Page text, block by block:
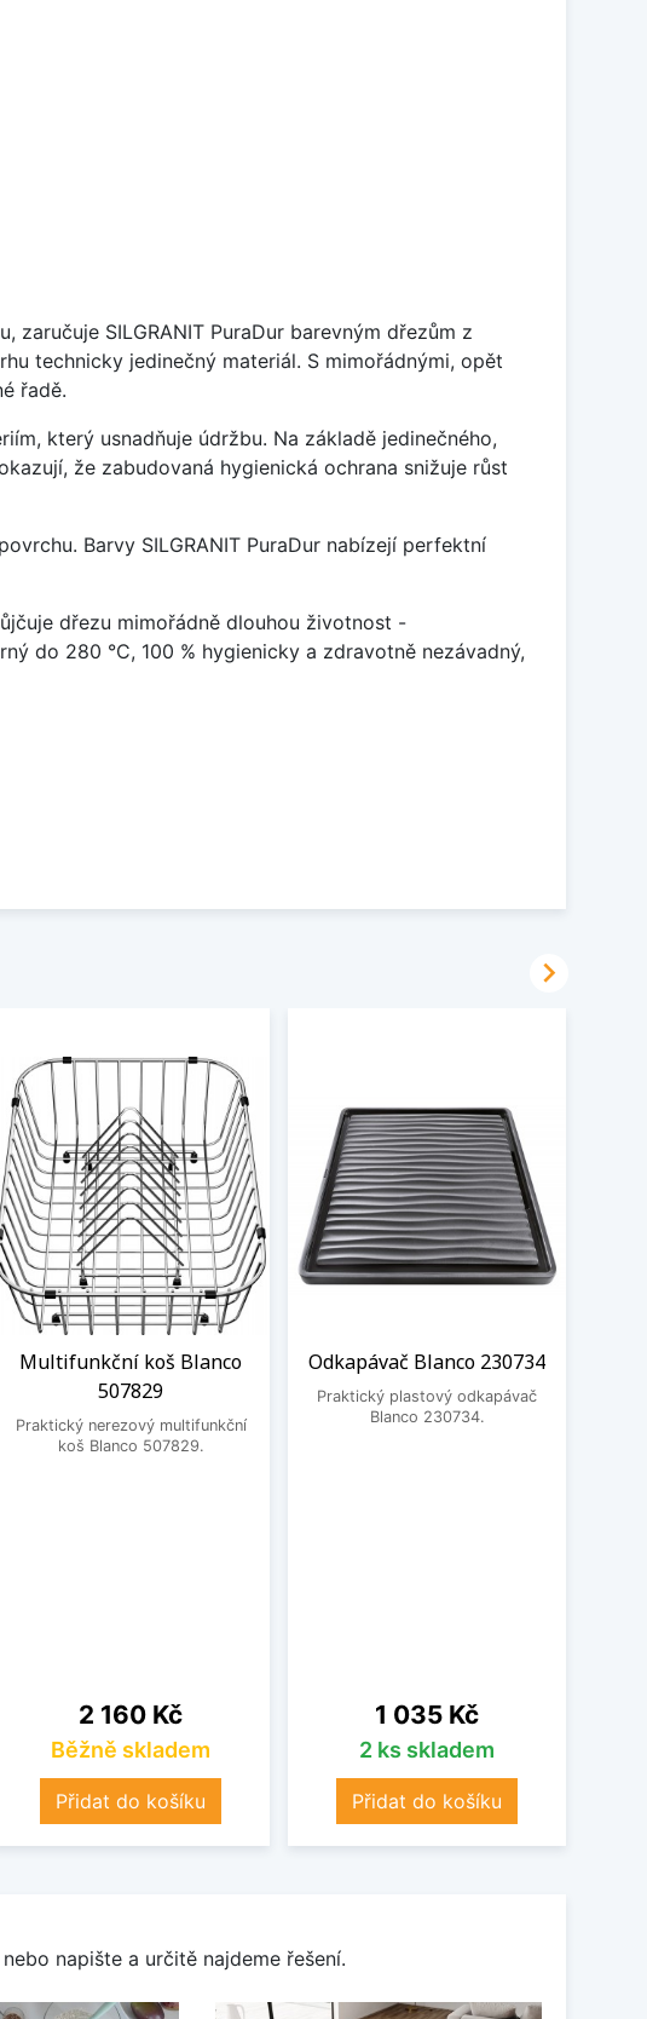
SILGRANIT PuraDur barevným dřezům z
technicky jedinečný materiál. S mimořádnými, opět
řadě.
který usnadňuje údržbu. Na základě jedinečného,
že zabudovaná hygienická ochrana snižuje růst
Barvy SILGRANIT PuraDur nabízejí perfektní
dřezu mimořádně dlouhou životnost -
do 280 °C, 100 % hygienicky a zdravotně nezávadný,
Multifunkční koš Blanco
507829
Praktický nerezový multifunkční
koš Blanco 507829.
Cena
2 160 Kč
Běžně skladem
Přidat do košíku
Odkapávač Blanco 230734
Praktický plastový odkapávač
Blanco 230734.
Cena
1 035 Kč
2 ks skladem
Přidat do košíku

napište a určitě najdeme řešení.